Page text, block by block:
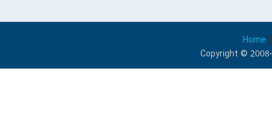
Home
Copyright ©